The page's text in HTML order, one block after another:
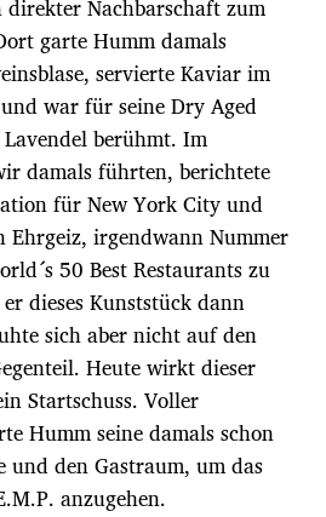
direkter Nachbarschaft zum
garte Humm damals
servierte Kaviar im
war für seine Dry Aged
berühmt. Im
damals führten, berichtete
für New York City und
Ehrgeiz, irgendwann Nummer
50 Best Restaurants zu
dieses Kunststück dann
sich aber nicht auf den
Heute wirkt dieser
Startschuss. Voller
Humm seine damals schon
und den Gastraum, um das
anzugehen.